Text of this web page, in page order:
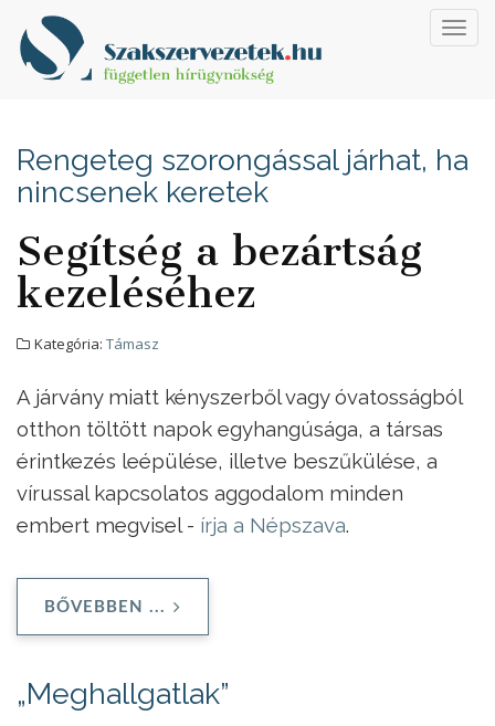
Rengeteg szorongással járhat, ha
nincsenek keretek
Segítség a bezártság
kezeléséhez
Kategória: Támasz
A járvány miatt kényszerből vagy óvatosságból
otthon töltött napok egyhangúsága, a társas
érintkezés leépülése, illetve beszűkülése, a
vírussal kapcsolatos aggodalom minden
embert megvisel - írja a Népszava.
BŐVEBBEN ...
„Meghallgatlak”